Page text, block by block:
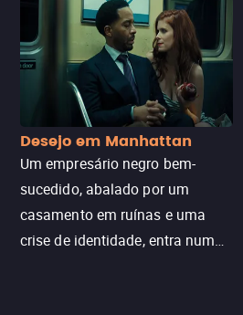
Desejo em Manhattan
Um empresário negro bem-
sucedido, abalado por um
casamento em ruínas e uma
crise de identidade, entra num